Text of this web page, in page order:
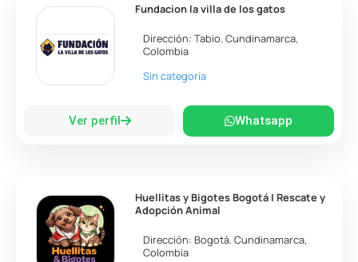
Fundacion la villa de los gatos
Dirección:Tabio.Cundinamarca,
Colombia
Sin categoría
Ver perfil Whatsapp
Huellitas y Bigotes Bogotá | Rescate y
Adopción Animal
Dirección: Bogotá.Cundinamarca,
Colombia